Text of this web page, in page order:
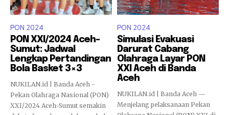
PON 2024
PON XXI/2024 Aceh-
Sumut: Jadwal
Lengkap Pertandingan
Bola Basket 3×3
NUKILAN.id | Banda Aceh -
Pekan Olahraga Nasional (PON)
XXI/2024 Aceh-Sumut semakin
PON 2024
Simulasi Evakuasi
Darurat Cabang
Olahraga Layar PON
XXI Aceh di Banda
Aceh
NUKILAN.id | Banda Aceh —
Menjelang pelaksanaan Pekan